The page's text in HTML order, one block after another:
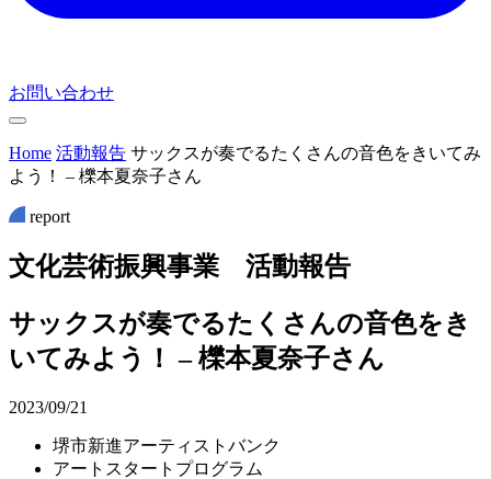
お問い合わせ
Home 活動報告 サックスが奏でるたくさんの音色をきいてみ
よう！ – 櫟本夏奈子さん
report
文化芸術振興事業 活動報告
サックスが奏でるたくさんの音色をき
いてみよう！ – 櫟本夏奈子さん
2023/09/21
堺市新進アーティストバンク
アートスタートプログラム